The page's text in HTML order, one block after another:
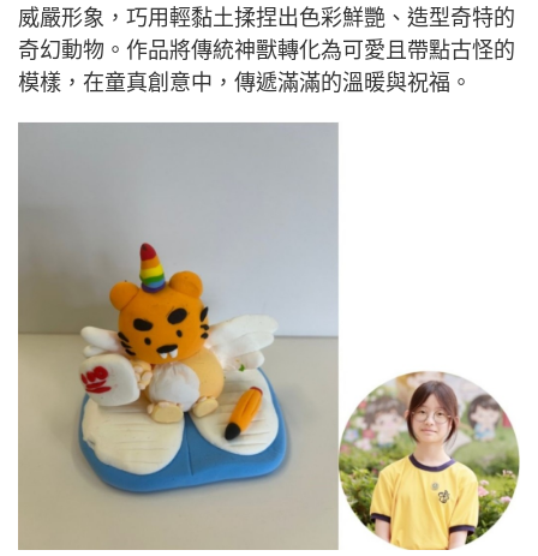
威嚴形象，巧用輕黏土揉捏出色彩鮮艷、造型奇特的
奇幻動物。作品將傳統神獸轉化為可愛且帶點古怪的
模樣，在童真創意中，傳遞滿滿的溫暖與祝福。